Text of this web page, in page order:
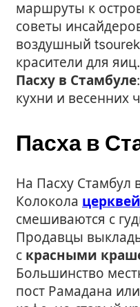
маршруты к
советы
воздушный
красители для
Пасху в Стамбуле
кухни и весенних
Пасха в
На Пасху Стамбул
Колокола
смешиваются с
Продавцы
с красными
Большинство
пост Рамадана